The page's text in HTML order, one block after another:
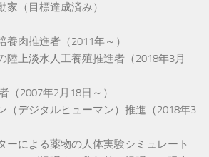
家（目標達成済み）
肉推進者（2011年～）
陸上淡水人工養殖推進者（2018年3月
（2007年2月18日～）
（デジタルヒューマン）推進（2018年3
ーによる薬物の人体実験シミュレート